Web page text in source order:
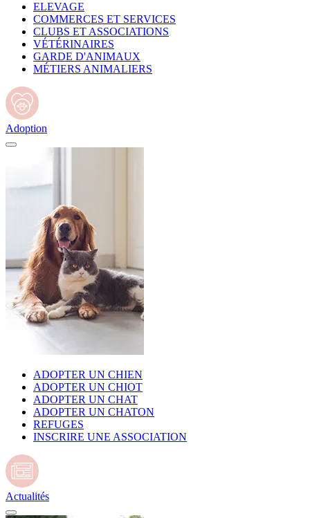
ELEVAGE
COMMERCES ET SERVICES
CLUBS ET ASSOCIATIONS
VÉTÉRINAIRES
GARDE D'ANIMAUX
MÉTIERS ANIMALIERS
Adoption
ADOPTER UN CHIEN
ADOPTER UN CHIOT
ADOPTER UN CHAT
ADOPTER UN CHATON
REFUGES
INSCRIRE UNE ASSOCIATION
Actualités